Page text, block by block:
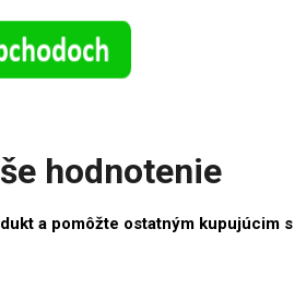
hodnotenie
a pomôžte ostatným kupujúcim s